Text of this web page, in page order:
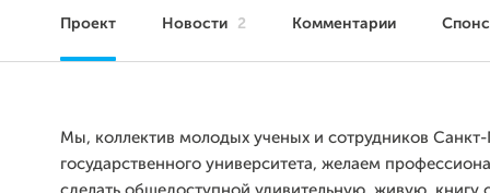
Проект Новости 2 Комментарии
Мы, коллектив молодых ученых и сотрудников Санкт-
государственного университета, желаем